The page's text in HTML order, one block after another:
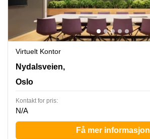
Virtuelt Kontor
28 Nydalsveien,1st floor, Oslo
Nydalsveien,
Oslo
Kontakt for pris:
N/A
Få mer informasjon